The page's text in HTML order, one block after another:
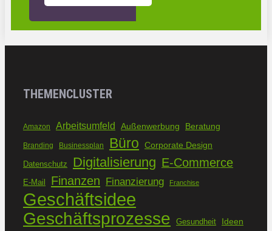
THEMENCLUSTER
Amazon Arbeitsumfeld Außenwerbung Beratung
Branding Businessplan Büro Corporate Design
Datenschutz Digitalisierung E-Commerce
E-Mail Finanzen Finanzierung Franchise
Geschäftsidee
Geschäftsprozesse Gesundheit Ideen